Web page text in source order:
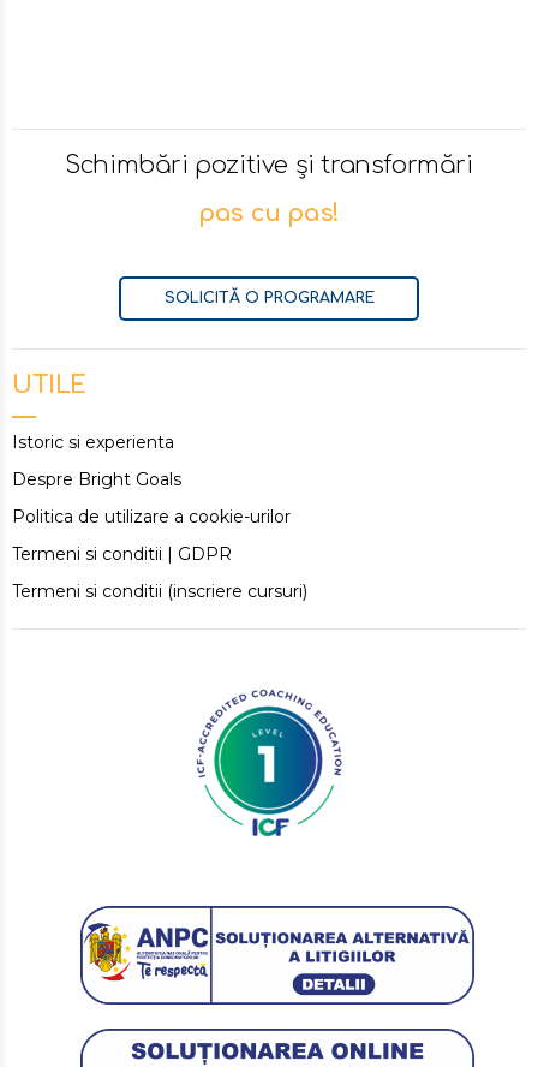
Schimbări pozitive și transformări
pas cu pas!
SOLICITĂ O PROGRAMARE
UTILE
Istoric si experienta
Despre Bright Goals
Politica de utilizare a cookie-urilor
Termeni si conditii | GDPR
Termeni si conditii (inscriere cursuri)